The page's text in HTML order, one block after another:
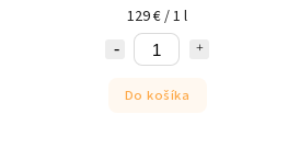
129 € / 1 l
Do košíka